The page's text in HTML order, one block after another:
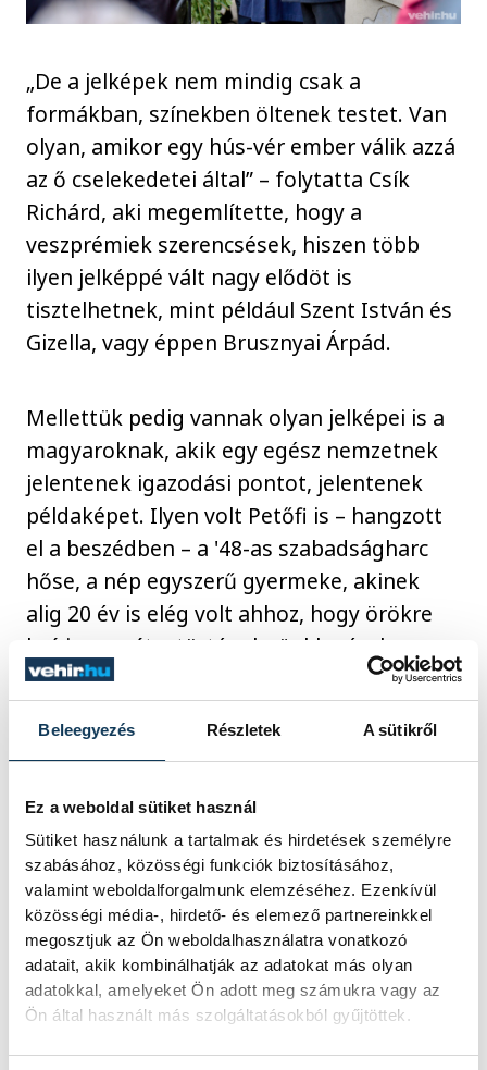
Beleegyezés Részletek A sütikről
Ez a weboldal sütiket használ
Sütiket használunk a tartalmak és hirdetések személyre
szabásához, közösségi funkciók biztosításához,
valamint weboldalforgalmunk elemzéséhez. Ezenkívül
közösségi média-, hirdető- és elemező partnereinkkel
megosztjuk az Ön weboldalhasználatra vonatkozó
adatait, akik kombinálhatják az adatokat más olyan
adatokkal, amelyeket Ön adott meg számukra vagy az
Ön által használt más szolgáltatásokból gyűjtöttek.
„De a jelképek nem mindig csak a
formákban, színekben öltenek testet. Van
olyan, amikor egy hús-vér ember válik azzá
az ő cselekedetei által” – folytatta Csík
Richárd, aki megemlítette, hogy a
veszprémiek szerencsések, hiszen több
ilyen jelképpé vált nagy elődöt is
tisztelhetnek, mint például Szent István és
Gizella, vagy éppen Brusznyai Árpád.
Mellettük pedig vannak olyan jelképei is a
magyaroknak, akik egy egész nemzetnek
jelentenek igazodási pontot, jelentenek
példaképet. Ilyen volt Petőfi is – hangzott
el a beszédben – a '48-as szabadságharc
hőse, a nép egyszerű gyermeke, akinek
alig 20 év is elég volt ahhoz, hogy örökre
beírja magát a történelmünkbe és, hogy
minden magyar számára
megkérdőjelezhetetlen ikonná váljon.
elszavalták szintén Petőfitől a Föltámadott
a tenger című verset, majd a jelenlévők
megkoszorúzták a költő emléktábláját.
kultúra megemlékezés
1848
Március 15.